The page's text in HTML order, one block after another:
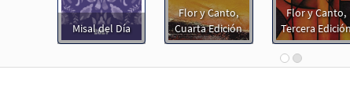
el Señor [Letra y Acordes – Descargue] Muestra
Misal del Día
Flor y Canto,
Cuarta Edición
Flor y Canto,
Tercera